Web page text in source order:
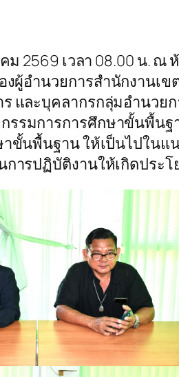
ม 2569 เวลา 08.00 น.
ผู้อำนวยการสำนักงานเ
และบุคลากรกลุ่มอำนวย
รรมการการศึกษาขั้นพื้น
ขั้นพื้นฐาน ให้เป็นไปในแ
ารปฏิบัติงานให้เกิดประ